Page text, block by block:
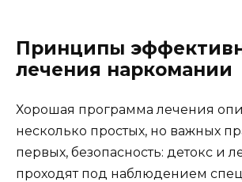
Принципы
лечения наркомании
Хорошая программа лечения
несколько простых, но важных
первых, безопасность: детокс и
проходят под наблюдением